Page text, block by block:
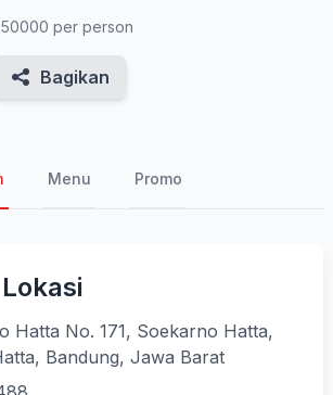
50000 per person
Bagikan
Menu Promo
Hatta No. 171, Soekarno Hatta,
Bandung, Jawa Barat